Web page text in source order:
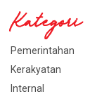
Kategori
Pemerintahan
Kerakyatan
Internal